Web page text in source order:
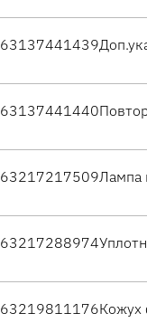
63137441439
63137441440
63217217509Лампа
63217288974
63219811176Кожух